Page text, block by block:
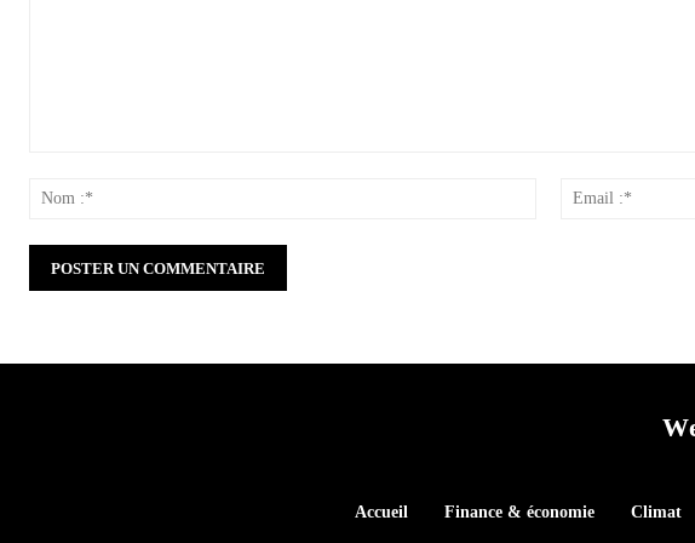
Accueil Finance & économie Climat